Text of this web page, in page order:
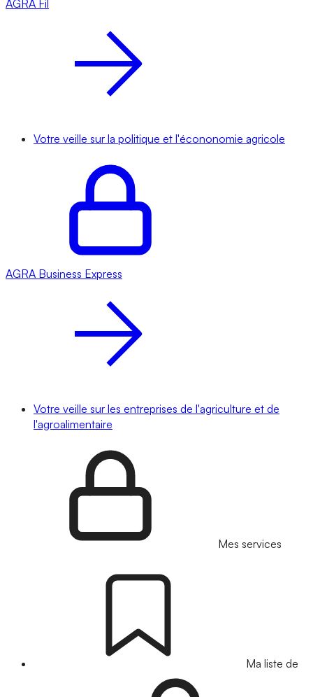
AGRA Fil
Votre veille sur la politique et l'écononomie agricole
AGRA Business Express
Votre veille sur les entreprises de l'agriculture et de
l'agroalimentaire
Mes services
Ma liste de